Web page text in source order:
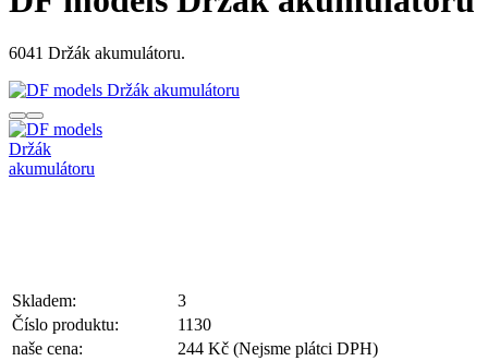
6041 Držák akumulátoru.
Skladem:
3
Číslo produktu:
1130
naše cena:
244 Kč (Nejsme plátci DPH)